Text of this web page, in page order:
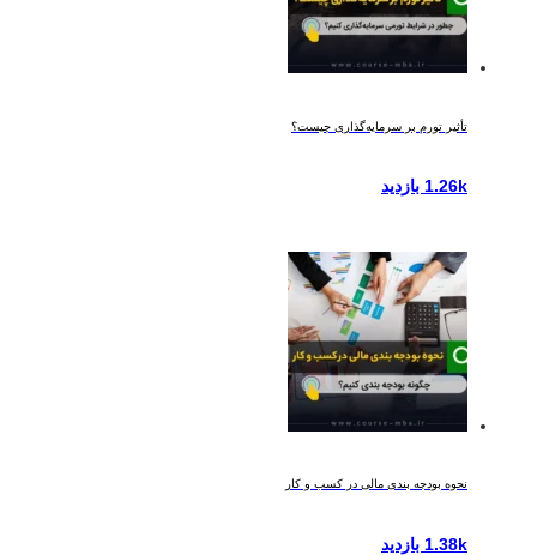
تأثیر تورم بر سرمایه‌گذاری چیست؟
1.26k بازدید
نحوه بودجه بندی مالی در کسب و کار
1.38k بازدید